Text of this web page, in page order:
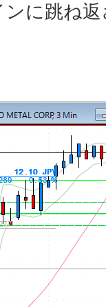
ンに跳ね